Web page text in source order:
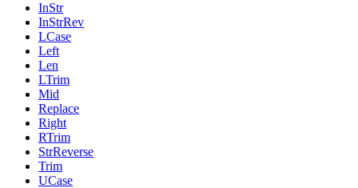
InStr
InStrRev
LCase
Left
Len
LTrim
Mid
Replace
Right
RTrim
StrReverse
Trim
UCase